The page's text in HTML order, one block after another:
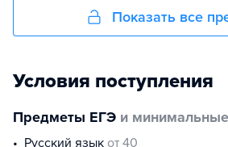
Показать все
Условия поступления
Предметы ЕГЭ и
русский язык от 40